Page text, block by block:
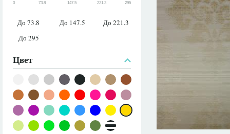
0 73.8 147.5 221.3 295
До 73.8 До 147.5
До 221.3
До 295
Цвет